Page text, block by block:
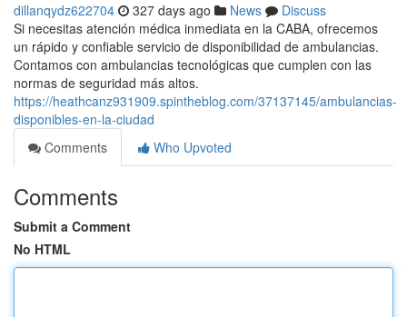
dillanqydz622704 327 days ago News
Discuss
Si necesitas atención médica inmediata en la CABA, ofrecemos
un rápido y confiable servicio de disponibilidad de ambulancias.
Contamos con ambulancias tecnológicas que cumplen con las
normas de seguridad más altos.
https://heathcanz931909.spintheblog.com/37137145/ambulancias-
disponibles-en-la-ciudad
Comments
Who Upvoted
Comments
Submit a Comment
No HTML